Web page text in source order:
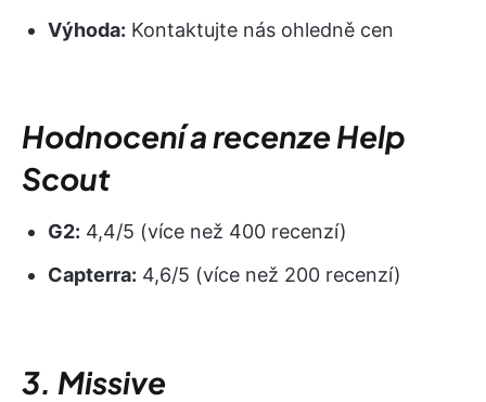
Výhoda: Kontaktujte nás ohledně cen
Hodnocení a recenze Help
Scout
G2: 4,4/5 (více než 400 recenzí)
Capterra: 4,6/5 (více než 200 recenzí)
3. Missive